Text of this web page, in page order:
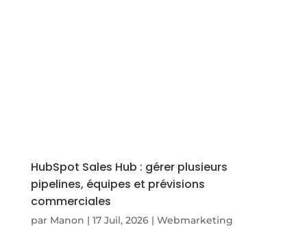
HubSpot Sales Hub : gérer plusieurs
pipelines, équipes et prévisions
commerciales
par Manon | 17 Juil, 2026| Webmarketing